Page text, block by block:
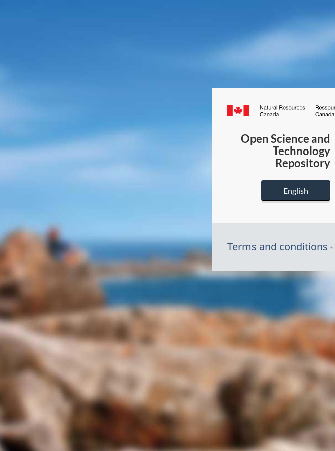
Canada.ca
Open Science and
Technology
Repository
English
Terms and conditions